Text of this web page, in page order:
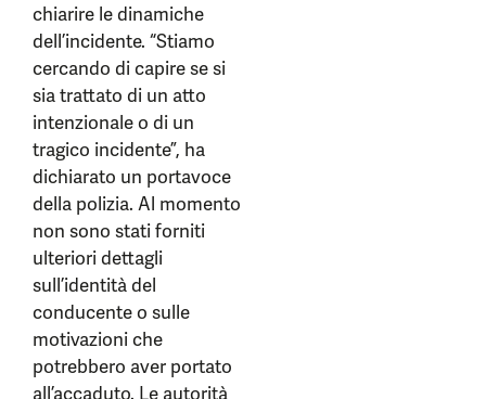
chiarire le dinamiche
dell’incidente. “Stiamo
cercando di capire se si
sia trattato di un atto
intenzionale o di un
tragico incidente”, ha
dichiarato un portavoce
della polizia. Al momento
non sono stati forniti
ulteriori dettagli
sull’identità del
conducente o sulle
motivazioni che
potrebbero aver portato
all’accaduto. Le autorità